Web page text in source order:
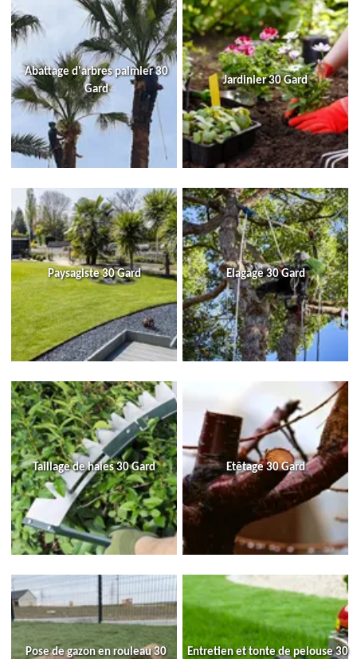
Abattage d'arbres palmier 30
Gard
Jardinier 30 Gard
Paysagiste 30 Gard Elagage 30 Gard
Taillage de haies 30 Gard Etêtage 30 Gard
Pose de gazon en rouleau 30
Entretien et tonte de pelouse 30